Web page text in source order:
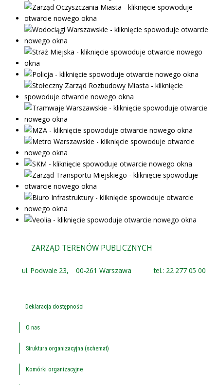
ZARZĄD TERENÓW PUBLICZNYCH
ul. Podwale 23, 00-261 Warszawa tel.: 22 277 05 00
Deklaracja dostępności
O nas
Struktura organizacyjna (schemat)
Komórki organizacyjne